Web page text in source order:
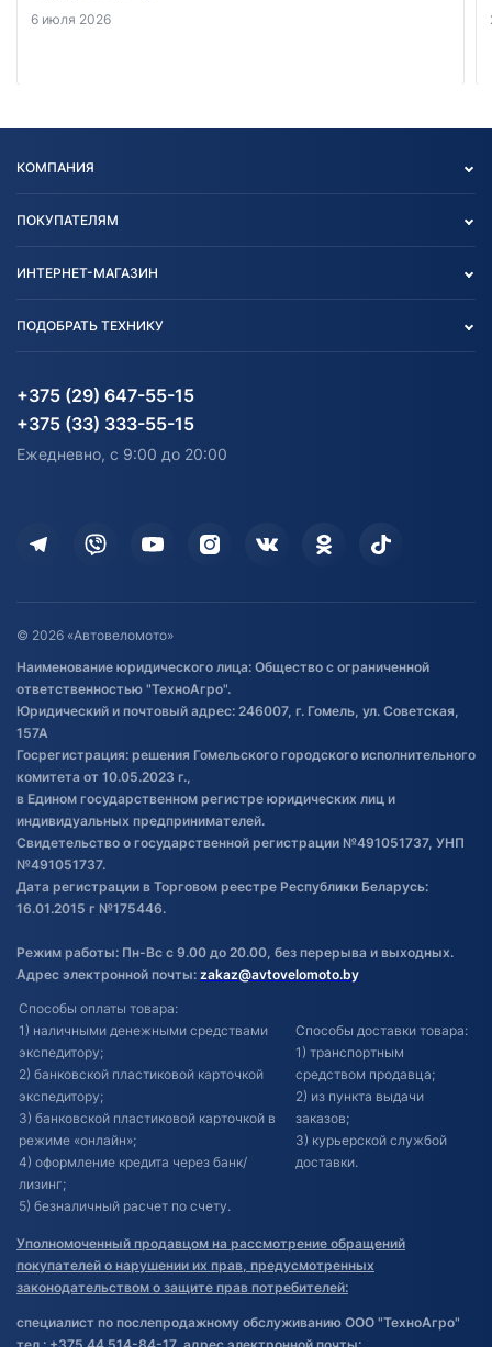
6 июля 2026
КОМПАНИЯ
Блог
Карта сайта
ПОКУПАТЕЛЯМ
Согласие на обработку
Информация до получения
согласия на обработку
персональных данных
Дополнительные услуги
Оставить отзыв
Договор публичной оферты
Обработка файлов cookie
Постановка транспорта на учет
Обновления в ЭПТС 2024
ИНТЕРНЕТ-МАГАЗИН
Агротехника
Водный транспорт
Электротранспорт
Активный отдых и спорт
ПОДОБРАТЬ ТЕХНИКУ
Агротехника
Электротранспорт
Лодочные моторные
+375 (29) 647-55-15
+375 (33) 333-55-15
Ежедневно, с 9:00 до 20:00
© 2026 «Автовеломото»
Наименование юридического лица: Общество с ограниченной
ответственностью "ТехноАгро".
Юридический и почтовый адрес: 246007, г. Гомель, ул. Советская,
157А
Госрегистрация: решения Гомельского городского исполнительного
комитета от 10.05.2023 г.,
в Едином государственном регистре юридических лиц и
индивидуальных предпринимателей.
Свидетельство о государственной регистрации №491051737, УНП
№491051737.
Дата регистрации в Торговом реестре Республики Беларусь:
16.01.2015 г №175446.
Режим работы: Пн-Вс с 9.00 до 20.00, без перерыва и выходных.
Адрес электронной почты: zakaz@avtovelomoto.by
Способы оплаты товара:
1) наличными денежными средствами
экспедитору;
2) банковской пластиковой карточкой
экспедитору;
3) банковской пластиковой карточкой в
режиме «онлайн»;
4) оформление кредита через банк/
лизинг;
5) безналичный расчет по счету.
Способы доставки товара:
1) транспортным
средством продавца;
2) из пункта выдачи
заказов;
3) курьерской службой
доставки.
Уполномоченный продавцом на рассмотрение обращений
покупателей о нарушении их прав, предусмотренных
законодательством о защите прав потребителей:
специалист по послепродажному обслуживанию ООО "ТехноАгро"